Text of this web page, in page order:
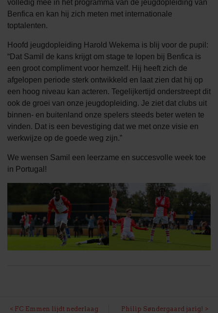
volledig mee in het programma van de jeugdopleiding van
Benfica en kan hij zich meten met internationale
toptalenten.
Hoofd jeugdopleiding Harold Wekema is blij voor de pupil:
“Dat Samil de kans krijgt om stage te lopen bij Benfica is
een groot compliment voor hemzelf. Hij heeft zich de
afgelopen periode sterk ontwikkeld en laat zien dat hij op
een hoog niveau kan acteren. Tegelijkertijd onderstreept dit
ook de groei van onze jeugdopleiding. Je ziet dat clubs uit
binnen- en buitenland onze spelers steeds beter weten te
vinden. Dat is een bevestiging dat we met onze visie en
werkwijze op de goede weg zijn.”
We wensen Samil een leerzame en succesvolle week toe
in Portugal!
FC Emmen lijdt nederlaag
Philip Søndergaard jarig!